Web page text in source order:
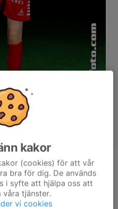
kakor
(cookies) för att vår
bra för dig. De används
i syfte att hjälpa oss att
tjänster.
vi cookies